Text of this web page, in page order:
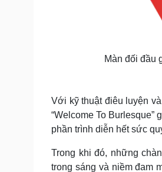
Màn đối đầu
Với kỹ thuật điêu luyện
“Welcome To
phần trình diễn hết sức
Trong khi đó, những
trong sáng và niềm đam